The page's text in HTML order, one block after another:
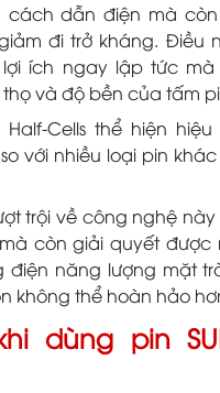
cách dẫn điện mà
đi trở kháng. Điều
ích ngay lập tức
và độ bền của tấm
Cells thể hiện hiệu
với nhiều loại pin
trội về công nghệ
còn giải quyết được
điện năng lượng mặt
không thể hoàn hảo
dùng pin